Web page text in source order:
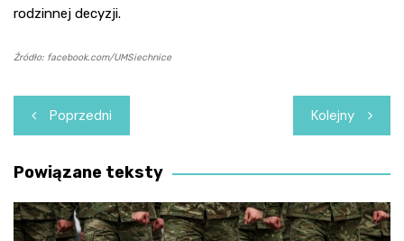
rodzinnej decyzji.
Źródło: facebook.com/UMSiechnice
Nawigacja
wpisu
Poprzedni Kolejny
Powiązane teksty